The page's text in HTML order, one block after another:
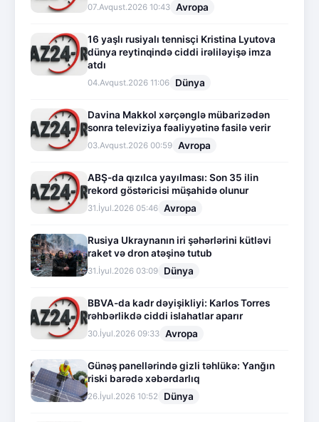
07.Avqust.2026 10:43 Avropa
16 yaşlı rusiyalı tennisçi Kristina Lyutova
dünya reytinqində ciddi irəliləyişə imza
atdı
04.Avqust.2026 11:06 Dünya
Davina Makkol xərçənglə mübarizədən
sonra televiziya fəaliyyətinə fasilə verir
03.Avqust.2026 00:59 Avropa
ABŞ-da qızılca yayılması: Son 35 ilin
rekord göstəricisi müşahidə olunur
31.İyul.2026 05:46 Avropa
Rusiya Ukraynanın iri şəhərlərini kütləvi
raket və dron atəşinə tutub
31.İyul.2026 03:09 Dünya
BBVA-da kadr dəyişikliyi: Karlos Torres
rəhbərlikdə ciddi islahatlar aparır
30.İyul.2026 09:33 Avropa
Günəş panellərində gizli təhlükə: Yanğın
riski barədə xəbərdarlıq
26.İyul.2026 10:52 Dünya